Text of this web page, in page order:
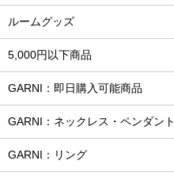
ルームグッズ
5,000円以下商品
GARNI：即日購入可能商品
GARNI：ネックレス・ペンダント
GARNI：リング